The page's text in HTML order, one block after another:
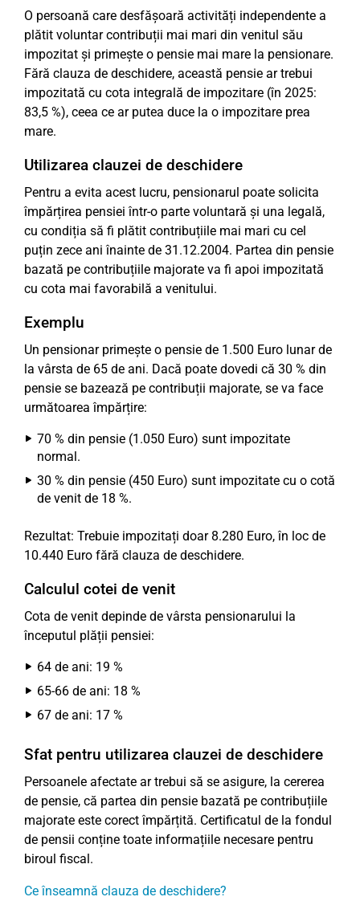
O persoană care desfășoară activități independente a
plătit voluntar contribuții mai mari din venitul său
impozitat și primește o pensie mai mare la pensionare.
Fără clauza de deschidere, această pensie ar trebui
impozitată cu cota integrală de impozitare (în 2025:
83,5 %), ceea ce ar putea duce la o impozitare prea
mare.
Utilizarea clauzei de deschidere
Pentru a evita acest lucru, pensionarul poate solicita
împărțirea pensiei într-o parte voluntară și una legală,
cu condiția să fi plătit contribuțiile mai mari cu cel
puțin zece ani înainte de 31.12.2004. Partea din pensie
bazată pe contribuțiile majorate va fi apoi impozitată
cu cota mai favorabilă a venitului.
Exemplu
Un pensionar primește o pensie de 1.500 Euro lunar de
la vârsta de 65 de ani. Dacă poate dovedi că 30 % din
pensie se bazează pe contribuții majorate, se va face
următoarea împărțire:
70 % din pensie (1.050 Euro) sunt impozitate
normal.
30 % din pensie (450 Euro) sunt impozitate cu o cotă
de venit de 18 %.
Rezultat: Trebuie impozitați doar 8.280 Euro, în loc de
10.440 Euro fără clauza de deschidere.
Calculul cotei de venit
Cota de venit depinde de vârsta pensionarului la
începutul plății pensiei:
64 de ani: 19 %
65-66 de ani: 18 %
67 de ani: 17 %
Sfat pentru utilizarea clauzei de deschidere
Persoanele afectate ar trebui să se asigure, la cererea
de pensie, că partea din pensie bazată pe contribuțiile
majorate este corect împărțită. Certificatul de la fondul
de pensii conține toate informațiile necesare pentru
biroul fiscal.
Ce înseamnă clauza de deschidere?